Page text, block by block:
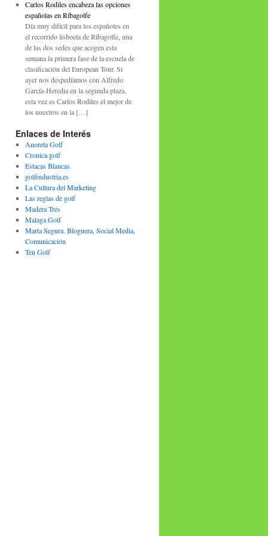
Carlos Rodiles encabeza las opciones
españolas en Ribagolfe
Día muy difícil para los españoles en
el recorrido lisboeta de Ribagolfe, una
de las dos sedes que acogen esta
semana la primera fase de la escuela de
clasificación del European Tour. Si
ayer nos despedíamos con Alfredo
García-Heredia en la segunda plaza,
esta vez es Carlos Rodiles el mejor de
los nuestros en la […]
Enlaces de Interés
Anoreta Golf
Cronica golf
Estacas Blancas
golfindustria.es
La Cultura del Marketing
Las reglas de golf
Madera Tres
Malaga Golf
Marta Segura. Bloguera, Social Media,
Comunicación
Ten Golf